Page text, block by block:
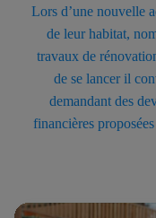
Lors d’une nouvelle
de leur habitat,
travaux de
de se lancer il
demandant des
financières